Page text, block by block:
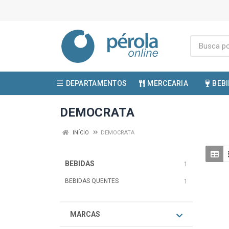
DEPARTAMENTOS MERCEARIA
DEMOCRATA
INÍCIO DEMOCRATA
BEBIDAS 1
BEBIDAS QUENTES 1
MARCAS